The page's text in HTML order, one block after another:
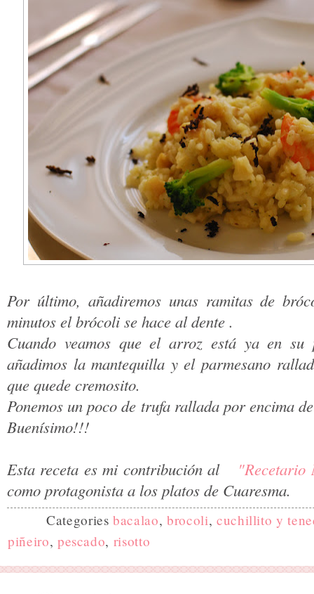
Por último, añadiremos unas ramitas de
minutos el brócoli se hace al dente .
Cuando veamos que el arroz está ya en
añadimos la mantequilla y el parmesano
que quede cremosito.
Ponemos un poco de trufa rallada por encima
Buenísimo!!!
Esta receta es mi contribución al "Recetario
como protagonista a los platos de Cuaresma.
Categoriesbacalao,brocoli, cuchillito y
piñeiro, pescado, risotto